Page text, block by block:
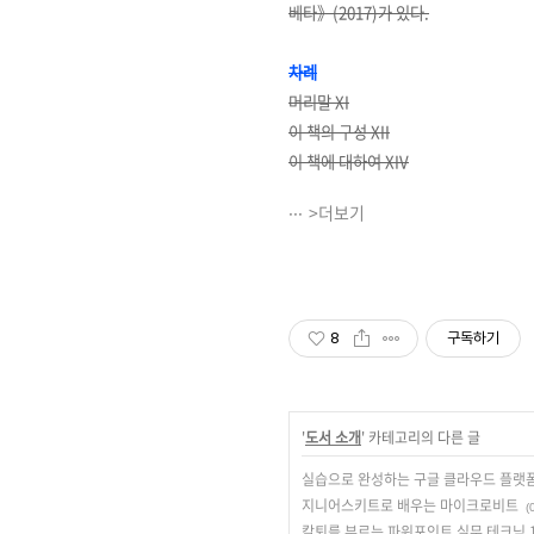
베타》(2017)가 있다.
차례
머리말 XI
이 책의 구성 XII
이 책에 대하여 XIV
>더보기
8 구독하기
'도서 소개' 카테고리의 다른 글
실습으로 완성하는 구글 클라우드 플랫
지니어스키트로 배우는 마이크로비트